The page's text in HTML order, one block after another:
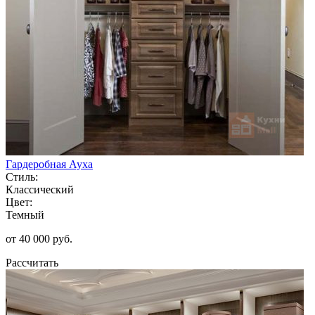
Гардеробная Ауха
Стиль:
Классический
Цвет:
Темный
от 40 000 руб.
Рассчитать